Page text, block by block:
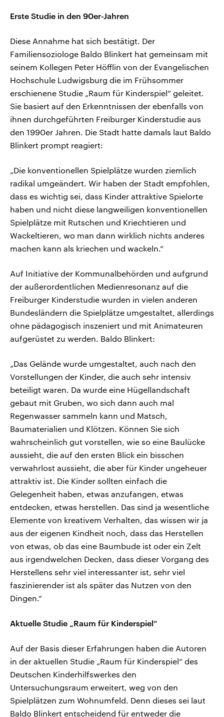
Erste Studie in den 90er-Jahren
Diese Annahme hat sich bestätigt. Der
Familiensoziologe Baldo Blinkert hat gemeinsam mit
seinem Kollegen Peter Höfflin von der Evangelischen
Hochschule Ludwigsburg die im Frühsommer
erschienene Studie „Raum für Kinderspiel“ geleitet.
Sie basiert auf den Erkenntnissen der ebenfalls von
ihnen durchgeführten Freiburger Kinderstudie aus
den 1990er Jahren. Die Stadt hatte damals laut Baldo
Blinkert prompt reagiert:
„Die konventionellen Spielplätze wurden ziemlich
radikal umgeändert. Wir haben der Stadt empfohlen,
dass es wichtig sei, dass Kinder attraktive Spielorte
haben und nicht diese langweiligen konventionellen
Spielplätze mit Rutschen und Kriechtieren und
Wackeltieren, wo man dann wirklich nichts anderes
machen kann als kriechen und wackeln.“
Auf Initiative der Kommunalbehörden und aufgrund
der außerordentlichen Medienresonanz auf die
Freiburger Kinderstudie wurden in vielen anderen
Bundesländern die Spielplätze umgestaltet, allerdings
ohne pädagogisch inszeniert und mit Animateuren
aufgerüstet zu werden. Baldo Blinkert:
„Das Gelände wurde umgestaltet, auch nach den
Vorstellungen der Kinder, die auch sehr intensiv
beteiligt waren. Da wurde eine Hügellandschaft
gebaut mit Gruben, wo sich dann auch mal
Regenwasser sammeln kann und Matsch,
Baumaterialien und Klötzen. Können Sie sich
wahrscheinlich gut vorstellen, wie so eine Baulücke
aussieht, die auf den ersten Blick ein bisschen
verwahrlost aussieht, die aber für Kinder ungeheuer
attraktiv ist. Die Kinder sollten einfach die
Gelegenheit haben, etwas anzufangen, etwas
entdecken, etwas herstellen. Das sind ja wesentliche
Elemente von kreativem Verhalten, das wissen wir ja
aus der eigenen Kindheit noch, dass das Herstellen
von etwas, ob das eine Baumbude ist oder ein Zelt
aus irgendwelchen Decken, dass dieser Vorgang des
Herstellens sehr viel interessanter ist, sehr viel
faszinierender ist als später das Nutzen von den
Dingen.“
Aktuelle Studie „Raum für Kinderspiel“
Auf der Basis dieser Erfahrungen haben die Autoren
in der aktuellen Studie „Raum für Kinderspiel“ des
Deutschen Kinderhilfswerkes den
Untersuchungsraum erweitert, weg von den
Spielplätzen zum Wohnumfeld. Denn dieses sei laut
Baldo Blinkert entscheidend für entweder die